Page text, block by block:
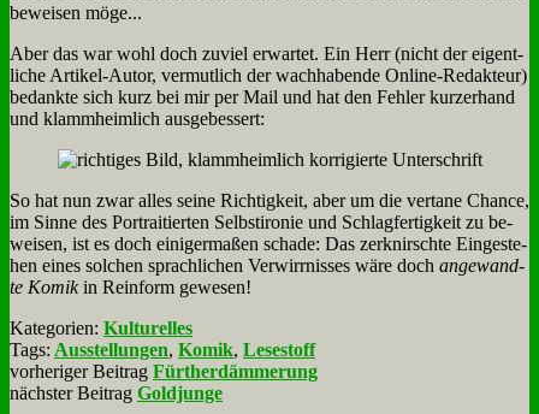
be­wei­sen mö­ge...
Aber das war wohl doch zu­viel er­war­tet. Ein Herr (nicht der ei­gent­
li­che Ar­ti­kel-Au­tor, ver­mut­lich der wach­ha­ben­de On­line-Re­dak­teur)
be­dank­te sich kurz bei mir per Mail und hat den Feh­ler kur­zer­hand
und klamm­heim­lich aus­ge­bes­sert:
So hat nun zwar al­les sei­ne Rich­tig­keit, aber um die ver­ta­ne Chan­ce,
im Sin­ne des Por­trai­tier­ten Selbst­iro­nie und Schlag­fer­tig­keit zu be­
wei­sen, ist es doch ei­ni­ger­ma­ßen scha­de: Das zer­knirsch­te Ein­ge­ste­
hen ei­nes sol­chen sprach­li­chen Ver­wirr­nis­ses wä­re doch an­ge­wand­
te Ko­mikin Rein­form ge­we­sen!
Kategorien: Kulturelles
Tags: Ausstellungen, Komik, Lesestoff
vorheriger Beitrag Fürtherdämmerung
nächster Beitrag Goldjunge